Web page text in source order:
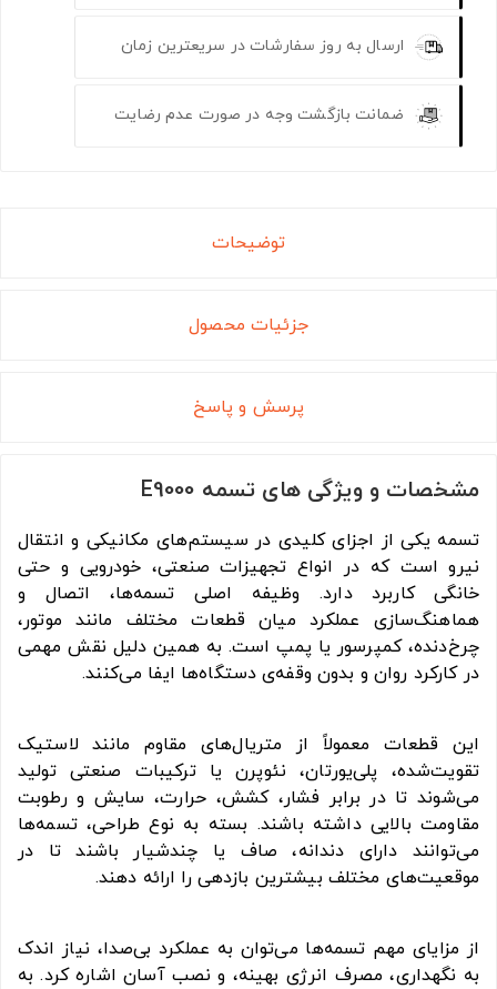
ارسال به روز سفارشات در سریعترین زمان
ضمانت بازگشت وجه در صورت عدم رضایت
توضیحات
جزئیات محصول
پرسش و پاسخ
مشخصات و ویژگی های تسمه E9000
تسمه یکی از اجزای کلیدی در سیستم‌های مکانیکی و انتقال
نیرو است که در انواع تجهیزات صنعتی، خودرویی و حتی
خانگی کاربرد دارد. وظیفه اصلی تسمه‌ها، اتصال و
هماهنگ‌سازی عملکرد میان قطعات مختلف مانند موتور،
چرخ‌دنده، کمپرسور یا پمپ است. به همین دلیل نقش مهمی
در کارکرد روان و بدون وقفه‌ی دستگاه‌ها ایفا می‌کنند.
این قطعات معمولاً از متریال‌های مقاوم مانند لاستیک
تقویت‌شده، پلی‌یورتان، نئوپرن یا ترکیبات صنعتی تولید
می‌شوند تا در برابر فشار، کشش، حرارت، سایش و رطوبت
مقاومت بالایی داشته باشند. بسته به نوع طراحی، تسمه‌ها
می‌توانند دارای دندانه، صاف یا چندشیار باشند تا در
موقعیت‌های مختلف بیشترین بازدهی را ارائه دهند.
از مزایای مهم تسمه‌ها می‌توان به عملکرد بی‌صدا، نیاز اندک
به نگهداری، مصرف انرژی بهینه، و نصب آسان اشاره کرد. به